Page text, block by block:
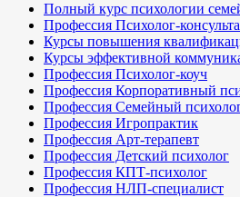
Полный курс психологии
Профессия Психолог-
Курсы повышения
Курсы эффективной
Профессия Психолог-коуч
Профессия Корпоративный
Профессия Семейный
Профессия Игропрактик
Профессия Арт-терапевт
Профессия Детский психолог
Профессия КПТ-психолог
Профессия НЛП-специалист